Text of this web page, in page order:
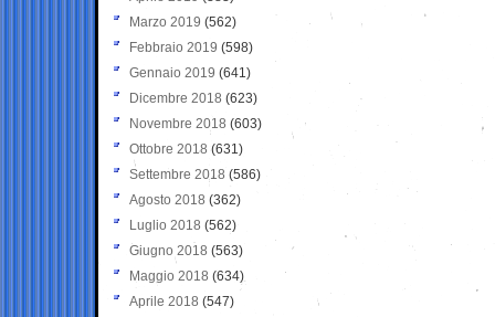
Marzo 2019 (562)
Febbraio 2019 (598)
Gennaio 2019 (641)
Dicembre 2018 (623)
Novembre 2018 (603)
Ottobre 2018 (631)
Settembre 2018 (586)
Agosto 2018 (362)
Luglio 2018 (562)
Giugno 2018 (563)
Maggio 2018 (634)
Aprile 2018 (547)